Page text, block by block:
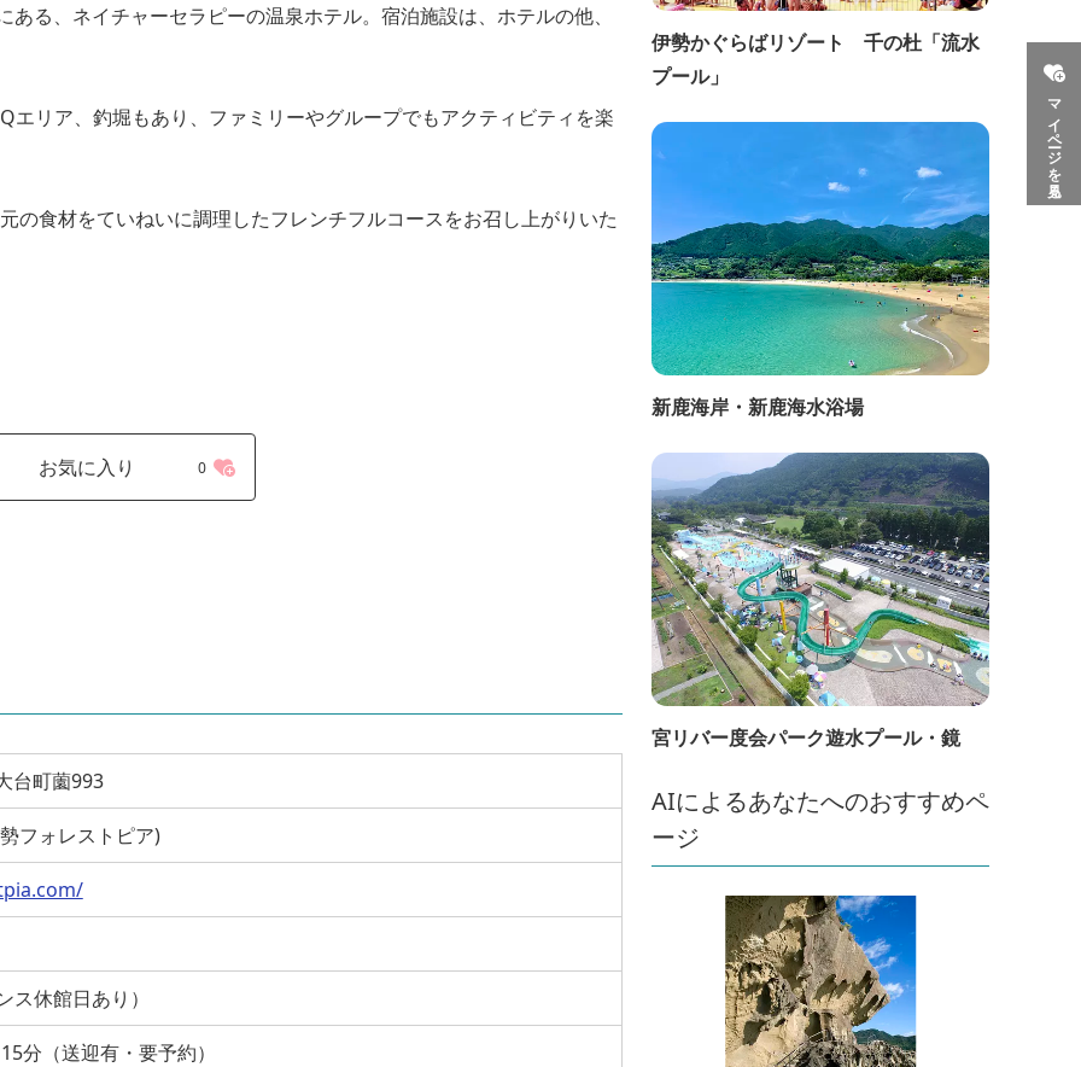
マイページを見る
る、ネイチャーセラピーの温泉ホテル。宿泊施設は、ホテルの他、
リア、釣堀もあり、ファミリーやグループでもアクティビティを楽
の食材をていねいに調理したフレンチフルコースをお召し上がりいた
お気に入り 0
台町薗993
フォレストピア)
休館日あり）
分（送迎有・要予約）
伊勢かぐらばリゾート 千の杜「流水
プール」
新鹿海岸・新鹿海水浴場
宮リバー度会パーク遊水プール・鏡
AIによるあなたへのおすすめペ
ージ